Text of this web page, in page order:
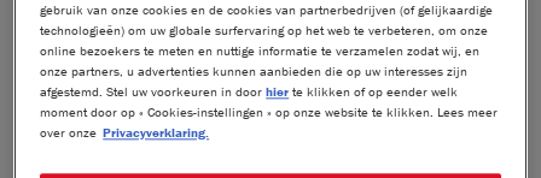
KITKAT®MELKCHOCOLADE
HALLOWEEN FIGUREN
gebruik van onze cookies en de cookies van partnerbedrijven (of gelijkaardige
technologieën) om uw globale surfervaring op het web te verbeteren, om onze
online bezoekers te meten en nuttige informatie te verzamelen zodat wij, en
onze partners, u advertenties kunnen aanbieden die op uw interesses zijn
afgestemd. Stel uw voorkeuren in doorhier te klikken of op eender welk
moment door op « Cookies-instellingen » op onze website te klikken. Lees meer
over onze Privacyverklaring.